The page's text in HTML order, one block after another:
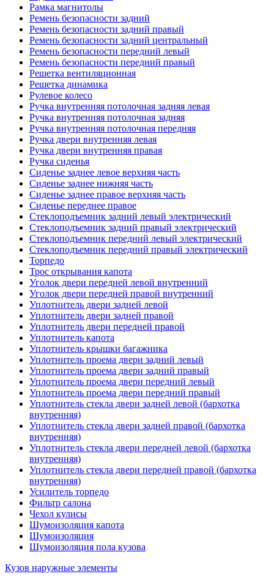
Рамка магнитолы
Ремень безопасности задний
Ремень безопасности задний правый
Ремень безопасности задний центральный
Ремень безопасности передний левый
Ремень безопасности передний правый
Решетка вентиляционная
Решетка динамика
Рулевое колесо
Ручка внутренняя потолочная задняя левая
Ручка внутренняя потолочная задняя
Ручка внутренняя потолочная передняя
Ручка двери внутренняя левая
Ручка двери внутренняя правая
Ручка сиденья
Сиденье заднее левое верхняя часть
Сиденье заднее нижняя часть
Сиденье заднее правое верхняя часть
Сиденье переднее правое
Стеклоподъемник задний левый электрический
Стеклоподъемник задний правый электрический
Стеклоподъемник передний левый электрический
Стеклоподъемник передний правый электрический
Торпедо
Трос открывания капота
Уголок двери передней левой внутренний
Уголок двери передней правой внутренний
Уплотнитель двери задней левой
Уплотнитель двери задней правой
Уплотнитель двери передней правой
Уплотнитель капота
Уплотнитель крышки багажника
Уплотнитель проема двери задний левый
Уплотнитель проема двери задний правый
Уплотнитель проема двери передний левый
Уплотнитель проема двери передний правый
Уплотнитель стекла двери задней левой (бархотка
внутренняя)
Уплотнитель стекла двери задней правой (бархотка
внутренняя)
Уплотнитель стекла двери передней левой (бархотка
внутренняя)
Уплотнитель стекла двери передней правой (бархотка
внутренняя)
Усилитель торпедо
Фильтр салона
Чехол кулисы
Шумоизоляция капота
Шумоизоляция
Шумоизоляция пола кузова
Кузов наружные элементы